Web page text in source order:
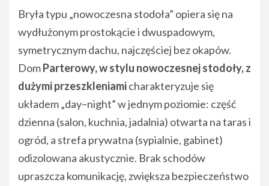
Bryła typu „nowoczesna stodoła” opiera się na
wydłużonym prostokącie i dwuspadowym,
symetrycznym dachu, najczęściej bez okapów.
DomParterowy, w stylu nowoczesnej stodoły, z
dużymi przeszkleniamicharakteryzuje się
układem „day–night” w jednym poziomie: część
dzienna (salon, kuchnia, jadalnia) otwarta na taras i
ogród, a strefa prywatna (sypialnie, gabinet)
odizolowana akustycznie. Brak schodów
upraszcza komunikację, zwiększa bezpieczeństwo